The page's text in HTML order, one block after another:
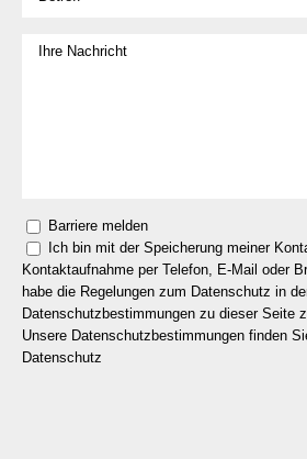
Barriere melden
Ich bin mit der Speicherung meiner
Kontaktaufnahme per Telefon, E-Mail oder
habe die Regelungen zum Datenschutz in
Datenschutzbestimmungen zu dieser Seite
Unsere Datenschutzbestimmungen finden
Datenschutz